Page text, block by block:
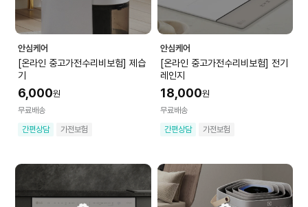
안심케어
[온라인 중고가전수리비보험] 제습
기
6,000원
무료배송
간편상담
가전보험
안심케어
[온라인 중고가전수리비보험] 전기
레인지
18,000원
무료배송
간편상담
가전보험